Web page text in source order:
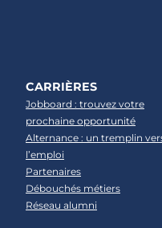
CARRIÈRES
Jobboard : trouvez votre
prochaine opportunité
Alternance : un tremplin
l’emploi
Partenaires
Débouchés métiers
Réseau alumni